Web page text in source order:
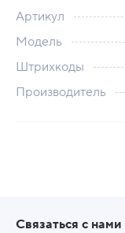
Артикул
Модель
Штрихкоды
Производитель
Связаться с нами